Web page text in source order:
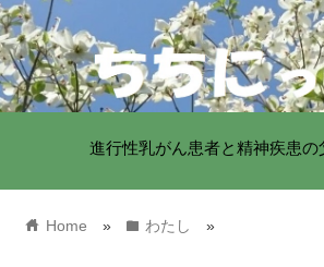
進行性乳がん患者と精神疾患の
home Home » folder わたし »